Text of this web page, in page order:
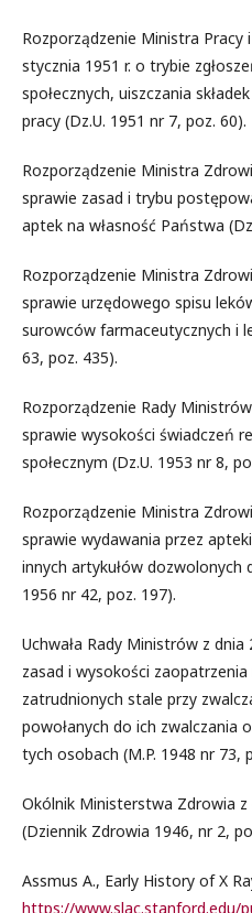
Rozporządzenie Ministra Pracy
stycznia 1951 r. o trybie
społecznych, uiszczania
pracy (Dz.U. 1951 nr 7, poz. 60).
Rozporządzenie Ministra
sprawie zasad i trybu
aptek na własność Państwa
Rozporządzenie Ministra
sprawie urzędowego spisu
surowców farmaceutycznych i
63, poz. 435).
Rozporządzenie Rady
sprawie wysokości świadczeń
społecznym (Dz.U. 1953 nr 8,
Rozporządzenie Ministra
sprawie wydawania przez
innych artykułów dozwolonych
1956 nr 42, poz. 197).
Uchwała Rady Ministrów z
zasad i wysokości
zatrudnionych stale przy
powołanych do ich zwalczania
tych osobach (M.P. 1948 nr 73,
Okólnik Ministerstwa Zdrowia z
(Dziennik Zdrowia 1946, nr 2,
Assmus A., Early History of X
https://www.slac.stanford.edu/